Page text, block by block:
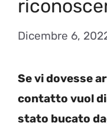
Dicembre 6,
Se vi dovesse
contatto vuol
stato bucato